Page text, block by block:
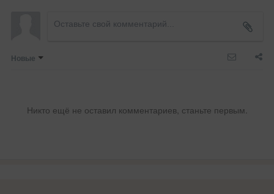
Новые
Никто ещё не оставил комментариев, станьте первым.